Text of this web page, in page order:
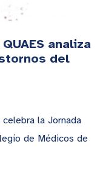
analiza
del
la Jornada
de Médicos de